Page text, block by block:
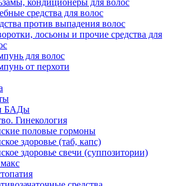
кондиционеры для волос
средства для волос
против выпадения волос
лосьоны и прочие средства для
для волос
от перхоти
БАДы
Гинекология
половые гормоны
здоровье (таб, капс)
здоровье свечи (суппозитории)